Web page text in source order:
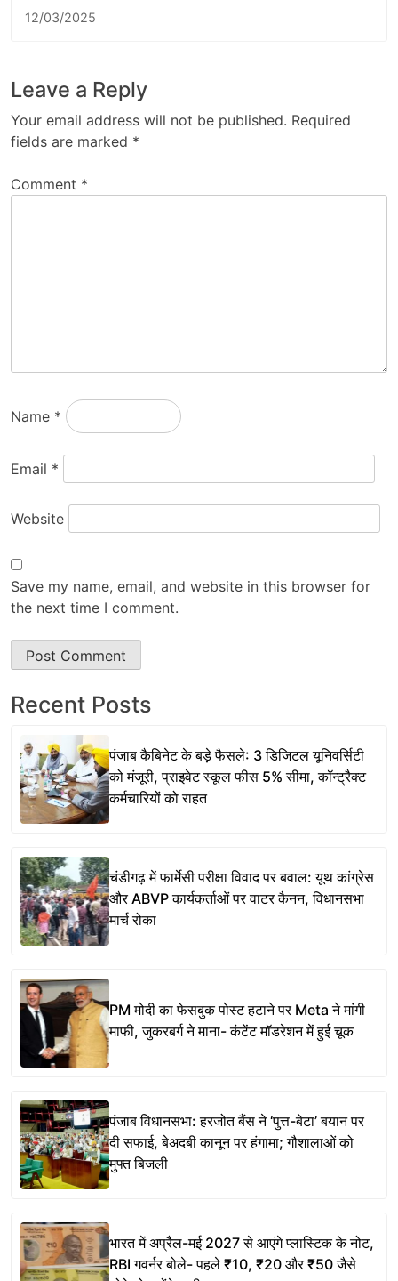
12/03/2025
Leave a Reply
Your email address will not be published. Required
fields are marked *
Comment *
Name *
Email *
Website
Save my name, email, and website in this browser for
the next time I comment.
Recent Posts
पंजाब कैबिनेट के बड़े फैसले: 3 डिजिटल यूनिवर्सिटी
को मंजूरी, प्राइवेट स्कूल फीस 5% सीमा, कॉन्ट्रैक्ट
कर्मचारियों को राहत
चंडीगढ़ में फार्मेसी परीक्षा विवाद पर बवाल: यूथ कांग्रेस
और ABVP कार्यकर्ताओं पर वाटर कैनन, विधानसभा
मार्च रोका
PM मोदी का फेसबुक पोस्ट हटाने पर Meta ने मांगी
माफी, जुकरबर्ग ने माना- कंटेंट मॉडरेशन में हुई चूक
पंजाब विधानसभा: हरजोत बैंस ने ‘पुत्त-बेटा’ बयान पर
दी सफाई, बेअदबी कानून पर हंगामा; गौशालाओं को
मुफ्त बिजली
भारत में अप्रैल-मई 2027 से आएंगे प्लास्टिक के नोट,
RBI गवर्नर बोले- पहले ₹10, ₹20 और ₹50 जैसे